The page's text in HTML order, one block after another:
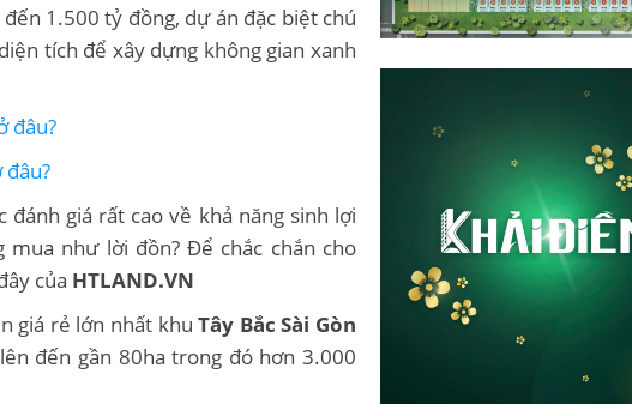
1.500 tỷ đồng, dự án đặc biệt chú
tích để xây dựng không gian xanh
đâu?
đánh giá rất cao về khả năng sinh lợi
mua như lời đồn? Để chắc chắn cho
của HTLAND.VN
giá rẻ lớn nhất khuTây Bắc Sài Gòn
đến gần 80ha trong đó hơn 3.000